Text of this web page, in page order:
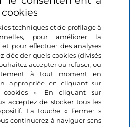
cookies
techniques et de profilage à
pour améliorer la
pour effectuer des analyses
décider quels cookies (divisés
accepter ou refuser, ou
à tout moment en
appropriée en cliquant sur
cookies ». En cliquant sur
acceptez de stocker tous les
La touche « Fermer »
continuerez à naviguer sans